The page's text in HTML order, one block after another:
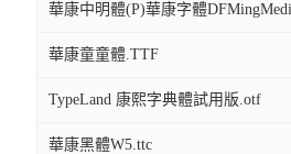
華康中明體(P)華康字體
華康童童體.TTF
TypeLand 康熙字典體試用版.otf
華康黑體W5.ttc